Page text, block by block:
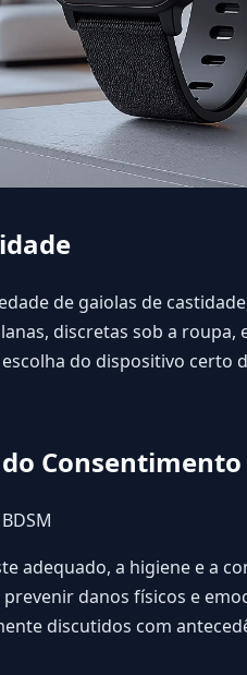
de gaiolas de castidade
discretas sob a
do dispositivo certo
Consentimento
adequado, a higiene e a
danos físicos e
discutidos com